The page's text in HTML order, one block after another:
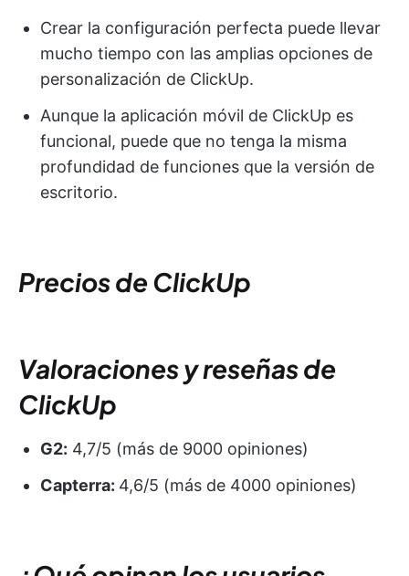
Crear la configuración perfecta puede llevar
mucho tiempo con las amplias opciones de
personalización de ClickUp.
Aunque la aplicación móvil de ClickUp es
funcional, puede que no tenga la misma
profundidad de funciones que la versión de
escritorio.
Precios de ClickUp
Valoraciones y reseñas de
ClickUp
G2: 4,7/5 (más de 9000 opiniones)
Capterra: 4,6/5 (más de 4000 opiniones)